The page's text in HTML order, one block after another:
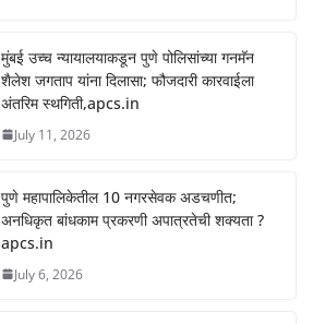
मुंबई उच्च न्यायालयाकडून पुणे पोलिसांच्या गनमॅन
शैलेश जगताप यांना दिलासा; फौजदारी कारवाईला
अंतरिम स्थगिती,apcs.in
July 11, 2026
पुणे महापालिकेतील 10 नगरसेवक अडचणीत;
अनधिकृत बांधकाम प्रकरणी अपात्रतेची शक्यता ?
apcs.in
July 6, 2026